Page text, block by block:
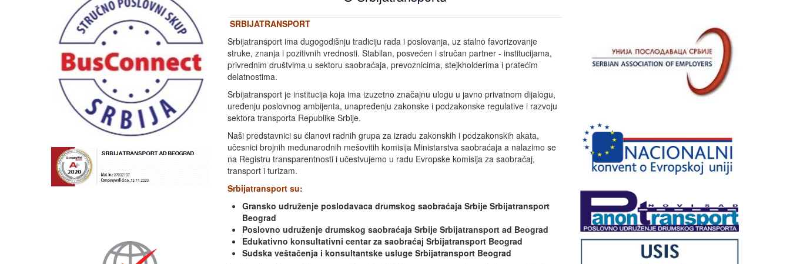
SRBIJATRANSPORT
Srbijatransport ima dugogodišnju tradiciju rada i poslovanja, uz stalno favorizovanje
struke, znanja i pozitivnih vrednosti. Stabilan, posvećen i stručan partner - institucijama,
privrednim društvima u sektoru saobraćaja, prevoznicima, stejkholderima i pratećim
delatnostima.
Srbijatransport je institucija koja ima izuzetno značajnu ulogu u javno privatnom dijalogu,
uređenju poslovnog ambijenta, unapređenju zakonske i podzakonske regulative i razvoju
sektora transporta Republike Srbije.
Naši predstavnici su članovi radnih grupa za izradu zakonskih i podzakonskih akata,
učesnici brojnih međunarodnih mešovitih komisija Ministarstva saobraćaja a nalazimo se
na Registru transparentnosti i učestvujemo u radu Evropske komisija za saobraćaj,
transport i turizam.
Srbijatransport su:
Gransko udruženje poslodavaca drumskog saobraćaja Srbije Srbijatransport
Beograd
Poslovno udruženje drumskog saobraćaja Srbije Srbijatransport ad Beograd
Edukativno konsultativni centar za saobraćaj Srbijatransport Beograd
Sudska veštačenja i konsultantske usluge Srbijatransport Beograd